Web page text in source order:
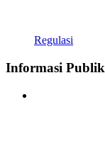
Regulasi
Informasi Publik